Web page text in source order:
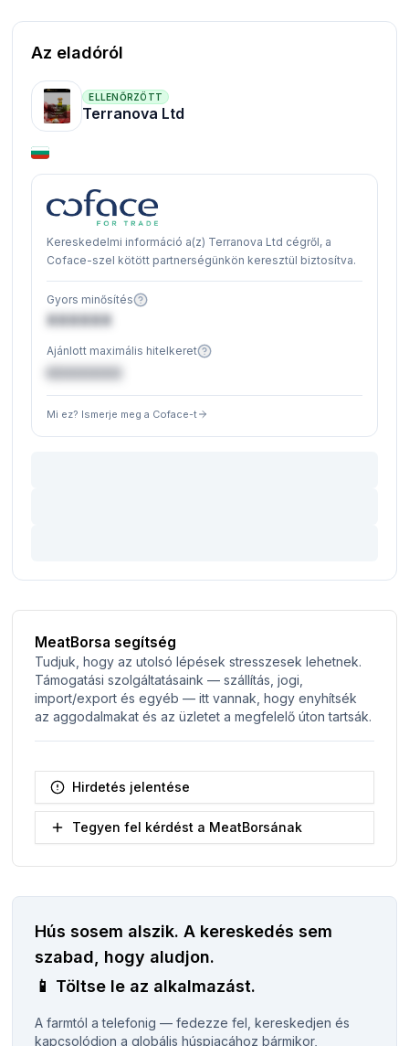
Az eladóról
ELLENŐRZÖTT
Terranova Ltd
Kereskedelmi információ a(z) Terranova Ltd cégről, a
Coface-szel kötött partnerségünkön keresztül biztosítva.
Gyors minősítés
XXXXXX
Ajánlott maximális hitelkeret
€XXXXXX
Mi ez? Ismerje meg a Coface-t
MeatBorsa segítség
Tudjuk, hogy az utolsó lépések stresszesek lehetnek.
Támogatási szolgáltatásaink — szállítás, jogi,
import/export és egyéb — itt vannak, hogy enyhítsék
az aggodalmakat és az üzletet a megfelelő úton tartsák.
Hirdetés jelentése
Tegyen fel kérdést a MeatBorsának
Hús sosem alszik. A kereskedés sem
szabad, hogy aludjon.
📱 Töltse le az alkalmazást.
A farmtól a telefonig — fedezze fel, kereskedjen és
kapcsolódjon a globális húspiacához bármikor,